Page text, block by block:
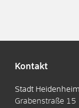
Kontakt
Stadt
Grabenstraße 15